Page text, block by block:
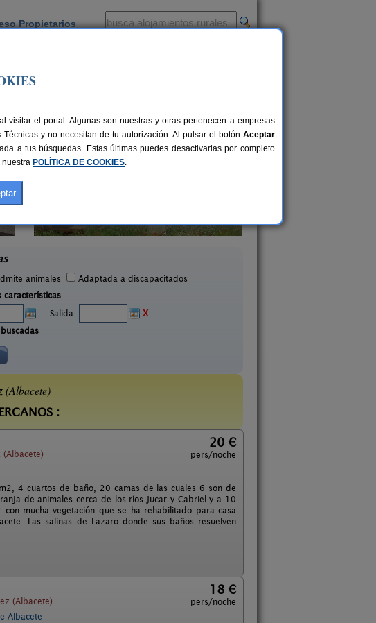
Propietarios
animales
Adaptada a discapacitados
características
- Salida:
X
(Albacete)
:
(Albacete)
20 €
pers/noche
4 cuartos de baño, 20 camas de las cuales 6 son de
de animales cerca de los ríos Jucar y Cabriel y a 10
mucha vegetación que se ha rehabilitado para casa
Las salinas de Lazaro donde sus baños resuelven
(Albacete)
18 €
pers/noche
Albacete
el portal. Algunas son nuestras y otras pertenecen a empresas
y no necesitan de tu autorización. Al pulsar el botón Aceptar
a tus búsquedas. Estas últimas puedes desactivarlas por completo
nuestra POLÍTICA DE COOKIES.